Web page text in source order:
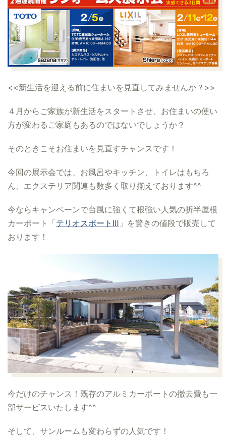
<<新生活を迎える前に住まいを見直してみませんか？>>
４月からご家族が新生活をスタートさせ、お住まいの使い
方が変わるご家庭もあるのではないでしょうか？
そのときこそお住まいを見直すチャンスです！
今回の展示会では、お風呂やキッチン、トイレはもちろ
ん、エクステリア関連も数多く取り揃えております^^
今ならキャンペーンで台風に強くて根強い人気の折半屋根
カーポート「テリオスポートⅢ 」を驚きの値段で販売して
おります！
今だけのチャンス！ 既存のアルミカーポートの撤去費も一
部サービス いたします^^
そして、サンルームも変わらずの人気です！